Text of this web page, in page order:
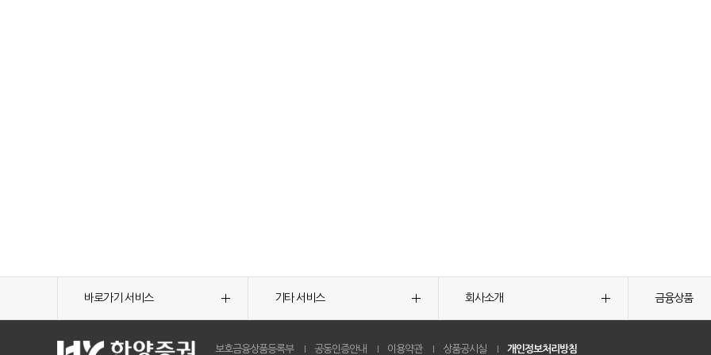
바로가기 서비스 기타 서비스 회사소개 금융상품
보호금융상품등록부 공동인증안내 이용약관 상품공시실 개인정보처리방침